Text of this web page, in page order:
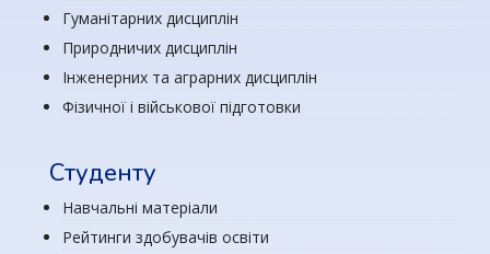
Гуманітарних дисциплін
Природничих дисциплін
Інженерних та аграрних дисциплін
Фізичної і військової підготовки
Студенту
Навчальні матеріали
Рейтинги здобувачів освіти